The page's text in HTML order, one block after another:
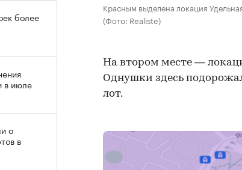
Красным выделена локация
(Фото: Realiste)
На втором месте —
Однушки здесь
лот.
более
в июле
о
в